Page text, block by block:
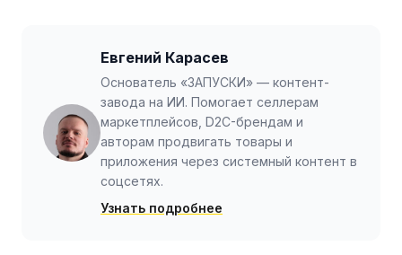
Евгений Карасев
Основатель «ЗАПУСКИ» — контент-
завода на ИИ. Помогает селлерам
маркетплейсов, D2C-брендам и
авторам продвигать товары и
приложения через системный контент в
соцсетях.
Узнать подробнее